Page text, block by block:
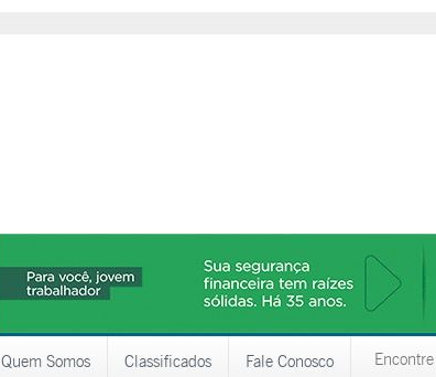
Quem Somos Classificados Fale Conosco